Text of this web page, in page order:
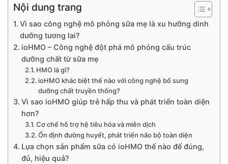
Nội dung trang
Vì sao công nghệ mô phỏng sữa mẹ là xu hưỡng dinh
dưỡng tương lai?
ioHMO – Công nghệ đột phá mô phỏng cấu trúc
dưỡng chất từ sữa mẹ
HMO là gì?
ioHMO khác biệt thế nào với công nghệ bổ sung
dưỡng chất truyền thống?
Vì sao ioHMO giúp trẻ hấp thu và phát triển toàn diện
hơn?
Cơ chế hỗ trợ hệ tiêu hóa và miễn dịch
Ổn định đường huyết, phát triển não bộ toàn diện
Lựa chọn sản phẩm sữa có ioHMO thế nào để đúng,
đủ, hiệu quả?